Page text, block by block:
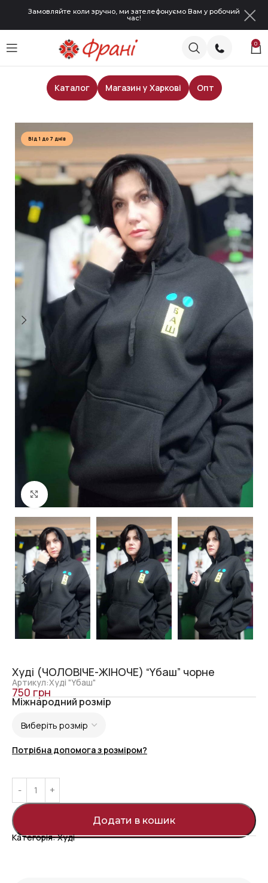
Замовляйте коли зручно, ми зателефонуємо Вам у робочий
час!
0
Каталог Магазин у Харкові
Опт
Худі
Від 1 до 7 днів
Click to enlarge
Худі (ЧОЛОВІЧЕ-ЖІНОЧЕ) “Yбаш” чорне
Артикул:Худі "Yбаш"
750 грн
Міжнародний розмір
Потрібна допомога з розміром?
Додати в кошик
Категорія:Худі